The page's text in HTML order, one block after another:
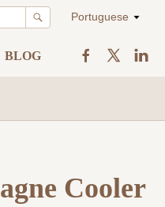
Portuguese
BLOG
Cooler